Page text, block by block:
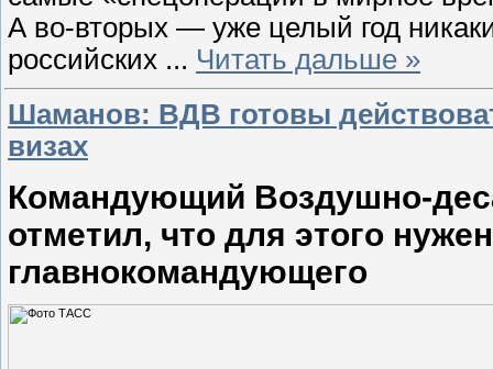
А во-вторых — уже целый год
российских ... Читать дальше »
Шаманов: ВДВ готовы
визах
Командующий Воздушно-
отметил, что для этого
главнокомандующего